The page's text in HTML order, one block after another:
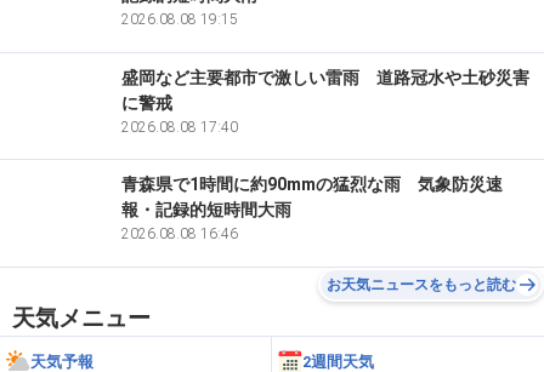
2026.08.08 19:15
盛岡など主要都市で激しい雷雨 道路冠水や土砂災害
に警戒
2026.08.08 17:40
青森県で1時間に約90mmの猛烈な雨 気象防災速
報・記録的短時間大雨
2026.08.08 16:46
お天気ニュースをもっと読む
天気メニュー
天気予報 2週間天気